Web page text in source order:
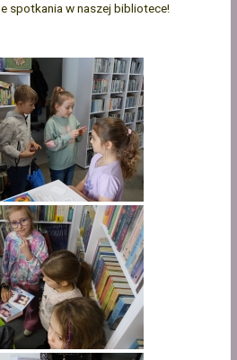
spotkania w naszej bibliotece!